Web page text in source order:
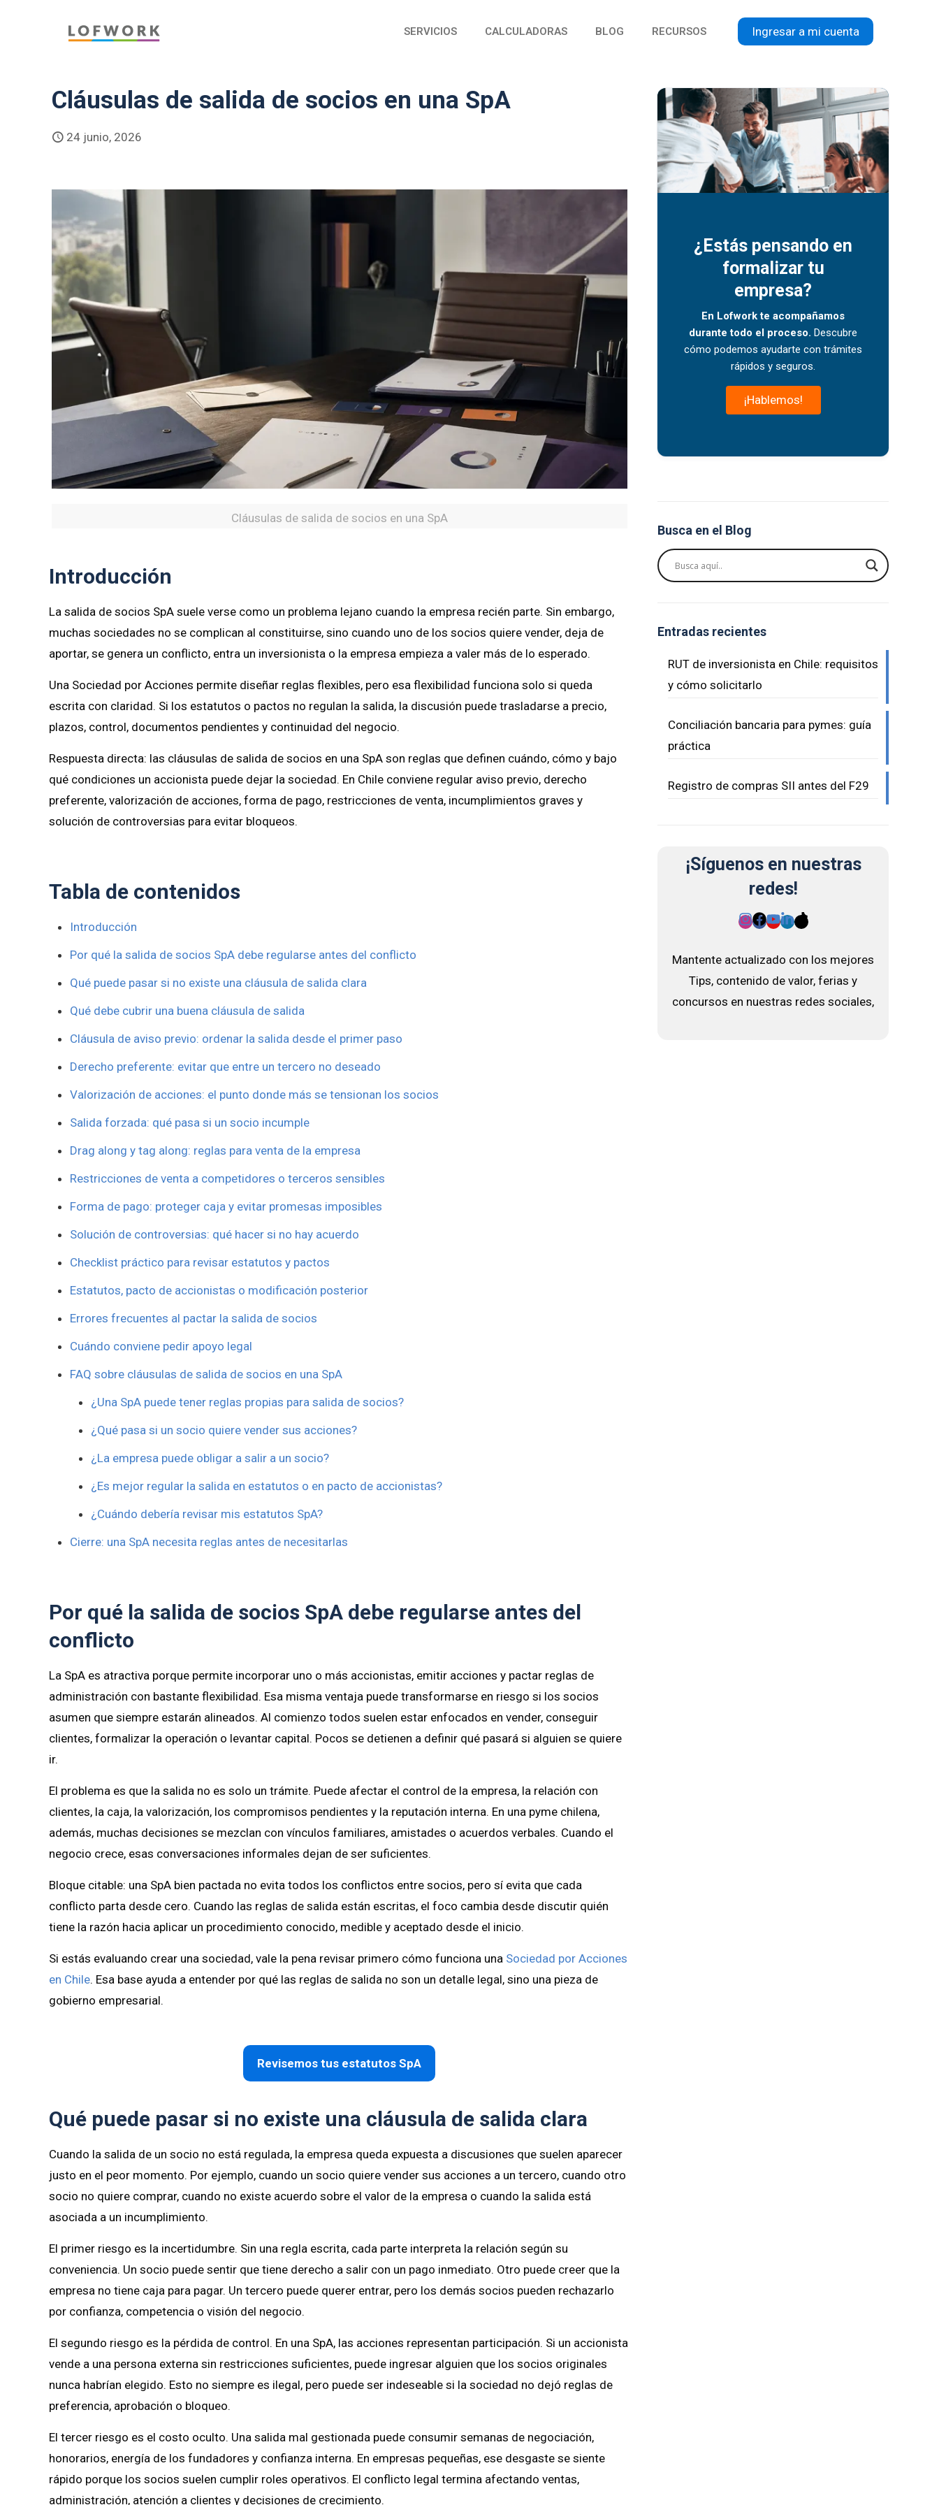
SERVICIOS CALCULADORAS BLOG RECURSOS Ingresar a mi cuenta
Cláusulas de salida de socios en una SpA
24 junio, 2026
Cláusulas de salida de socios en una SpA
Introducción
La salida de socios SpA suele verse como un problema lejano cuando la empresa recién parte. Sin embargo,
muchas sociedades no se complican al constituirse, sino cuando uno de los socios quiere vender, deja de
aportar, se genera un conflicto, entra un inversionista o la empresa empieza a valer más de lo esperado.
Una Sociedad por Acciones permite diseñar reglas flexibles, pero esa flexibilidad funciona solo si queda
escrita con claridad. Si los estatutos o pactos no regulan la salida, la discusión puede trasladarse a precio,
plazos, control, documentos pendientes y continuidad del negocio.
Respuesta directa: las cláusulas de salida de socios en una SpA son reglas que definen cuándo, cómo y bajo
qué condiciones un accionista puede dejar la sociedad. En Chile conviene regular aviso previo, derecho
preferente, valorización de acciones, forma de pago, restricciones de venta, incumplimientos graves y
solución de controversias para evitar bloqueos.
Tabla de contenidos
Introducción
Por qué la salida de socios SpA debe regularse antes del conflicto
Qué puede pasar si no existe una cláusula de salida clara
Qué debe cubrir una buena cláusula de salida
Cláusula de aviso previo: ordenar la salida desde el primer paso
Derecho preferente: evitar que entre un tercero no deseado
Valorización de acciones: el punto donde más se tensionan los socios
Salida forzada: qué pasa si un socio incumple
Drag along y tag along: reglas para venta de la empresa
Restricciones de venta a competidores o terceros sensibles
Forma de pago: proteger caja y evitar promesas imposibles
Solución de controversias: qué hacer si no hay acuerdo
Checklist práctico para revisar estatutos y pactos
Estatutos, pacto de accionistas o modificación posterior
Errores frecuentes al pactar la salida de socios
Cuándo conviene pedir apoyo legal
FAQ sobre cláusulas de salida de socios en una SpA
¿Una SpA puede tener reglas propias para salida de socios?
¿Qué pasa si un socio quiere vender sus acciones?
¿La empresa puede obligar a salir a un socio?
¿Es mejor regular la salida en estatutos o en pacto de accionistas?
¿Cuándo debería revisar mis estatutos SpA?
Cierre: una SpA necesita reglas antes de necesitarlas
Por qué la salida de socios SpA debe regularse antes del
conflicto
La SpA es atractiva porque permite incorporar uno o más accionistas, emitir acciones y pactar reglas de
administración con bastante flexibilidad. Esa misma ventaja puede transformarse en riesgo si los socios
asumen que siempre estarán alineados. Al comienzo todos suelen estar enfocados en vender, conseguir
clientes, formalizar la operación o levantar capital. Pocos se detienen a definir qué pasará si alguien se quiere
ir.
El problema es que la salida no es solo un trámite. Puede afectar el control de la empresa, la relación con
clientes, la caja, la valorización, los compromisos pendientes y la reputación interna. En una pyme chilena,
además, muchas decisiones se mezclan con vínculos familiares, amistades o acuerdos verbales. Cuando el
negocio crece, esas conversaciones informales dejan de ser suficientes.
Bloque citable: una SpA bien pactada no evita todos los conflictos entre socios, pero sí evita que cada
conflicto parta desde cero. Cuando las reglas de salida están escritas, el foco cambia desde discutir quién
tiene la razón hacia aplicar un procedimiento conocido, medible y aceptado desde el inicio.
Si estás evaluando crear una sociedad, vale la pena revisar primero cómo funciona una Sociedad por Acciones
en Chile. Esa base ayuda a entender por qué las reglas de salida no son un detalle legal, sino una pieza de
gobierno empresarial.
Revisemos tus estatutos SpA
Qué puede pasar si no existe una cláusula de salida clara
Cuando la salida de un socio no está regulada, la empresa queda expuesta a discusiones que suelen aparecer
justo en el peor momento. Por ejemplo, cuando un socio quiere vender sus acciones a un tercero, cuando otro
socio no quiere comprar, cuando no existe acuerdo sobre el valor de la empresa o cuando la salida está
asociada a un incumplimiento.
El primer riesgo es la incertidumbre. Sin una regla escrita, cada parte interpreta la relación según su
conveniencia. Un socio puede sentir que tiene derecho a salir con un pago inmediato. Otro puede creer que la
empresa no tiene caja para pagar. Un tercero puede querer entrar, pero los demás socios pueden rechazarlo
por confianza, competencia o visión del negocio.
El segundo riesgo es la pérdida de control. En una SpA, las acciones representan participación. Si un accionista
vende a una persona externa sin restricciones suficientes, puede ingresar alguien que los socios originales
nunca habrían elegido. Esto no siempre es ilegal, pero puede ser indeseable si la sociedad no dejó reglas de
preferencia, aprobación o bloqueo.
El tercer riesgo es el costo oculto. Una salida mal gestionada puede consumir semanas de negociación,
honorarios, energía de los fundadores y confianza interna. En empresas pequeñas, ese desgaste se siente
rápido porque los socios suelen cumplir roles operativos. El conflicto legal termina afectando ventas,
administración, atención a clientes y decisiones de crecimiento.
¿Estás pensando en
formalizar tu
empresa?
En Lofwork te acompañamos
durante todo el proceso. Descubre
cómo podemos ayudarte con trámites
rápidos y seguros.
¡Hablemos!
Busca en el Blog
Entradas recientes
RUT de inversionista en Chile: requisitos
y cómo solicitarlo
Conciliación bancaria para pymes: guía
práctica
Registro de compras SII antes del F29
¡Síguenos en nuestras
redes!
Mantente actualizado con los mejores
Tips, contenido de valor, ferias y
concursos en nuestras redes sociales,